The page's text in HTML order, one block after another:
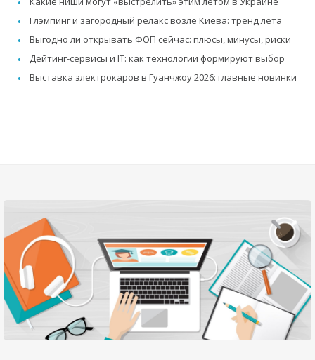
Глэмпинг и загородный релакс возле Киева: тренд лета
Выгодно ли открывать ФОП сейчас: плюсы, минусы, риски
Дейтинг-сервисы и IT: как технологии формируют выбор
Выставка электрокаров в Гуанчжоу 2026: главные новинки